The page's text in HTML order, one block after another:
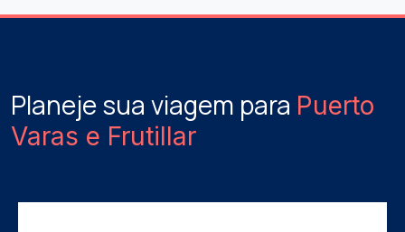
Planeje sua viagem para Puerto
Varas e Frutillar